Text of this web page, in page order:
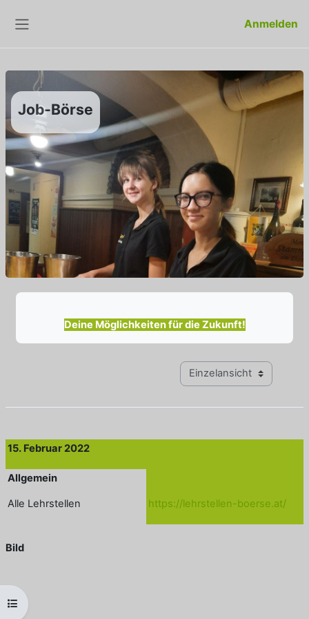
Anmelden
Kursindex öffnen
Job-Börse
Deine Möglichkeiten für die Zukunft!
Modus Tertiärnavigation
15. Februar 2022
Allgemein
Alle Lehrstellen https://lehrstellen-boerse.at/
Bild